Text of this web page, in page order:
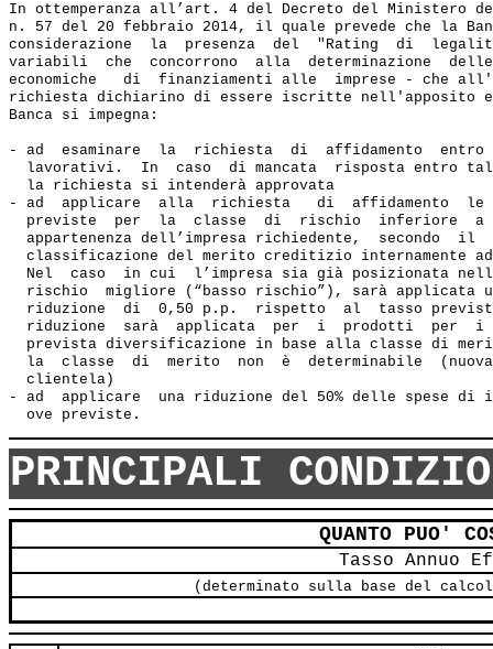
In ottemperanza all’art. 4 del Decreto del Ministero
n. 57 del 20 febbraio 2014, il quale prevede che la
considerazione  la  presenza  del  "Rating  di
variabili  che  concorrono  alla  determinazione
economiche   di  finanziamenti alle  imprese - che
richiesta dichiarino di essere iscritte nell'apposito
Banca si impegna:
- ad  esaminare  la  richiesta  di  affidamento
lavorativi.  In  caso  di mancata  risposta entro
  la richiesta si intenderà approvata
- ad  applicare  alla  richiesta   di  affidamento  le
previste  per  la  classe  di  rischio  inferiore
appartenenza dell’impresa richiedente,  secondo  il
classificazione del merito creditizio internamente
Nel  caso  in cui  l’impresa sia già posizionata
rischio  migliore (“basso rischio”), sarà applicata
riduzione  di  0,50 p.p.  rispetto  al  tasso
riduzione  sarà  applicata  per  i  prodotti  per
prevista diversificazione in base alla classe di
la  classe  di  merito  non  è  determinabile
  clientela)
- ad  applicare  una riduzione del 50% delle spese
PRINCIPALI
QUANTO PUO'
Tasso Annuo
(determinato sulla base del